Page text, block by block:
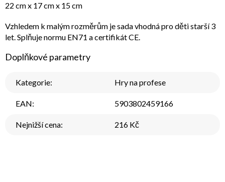
22 cm x 17 cm x 15 cm
Vzhledem k malým rozměrům je sada vhodná pro děti starší 3
let. Splňuje normu EN71 a certifikát CE.
Doplňkové parametry
Kategorie: Hry na profese
EAN: 5903802459166
Nejnižší cena: 216 Kč